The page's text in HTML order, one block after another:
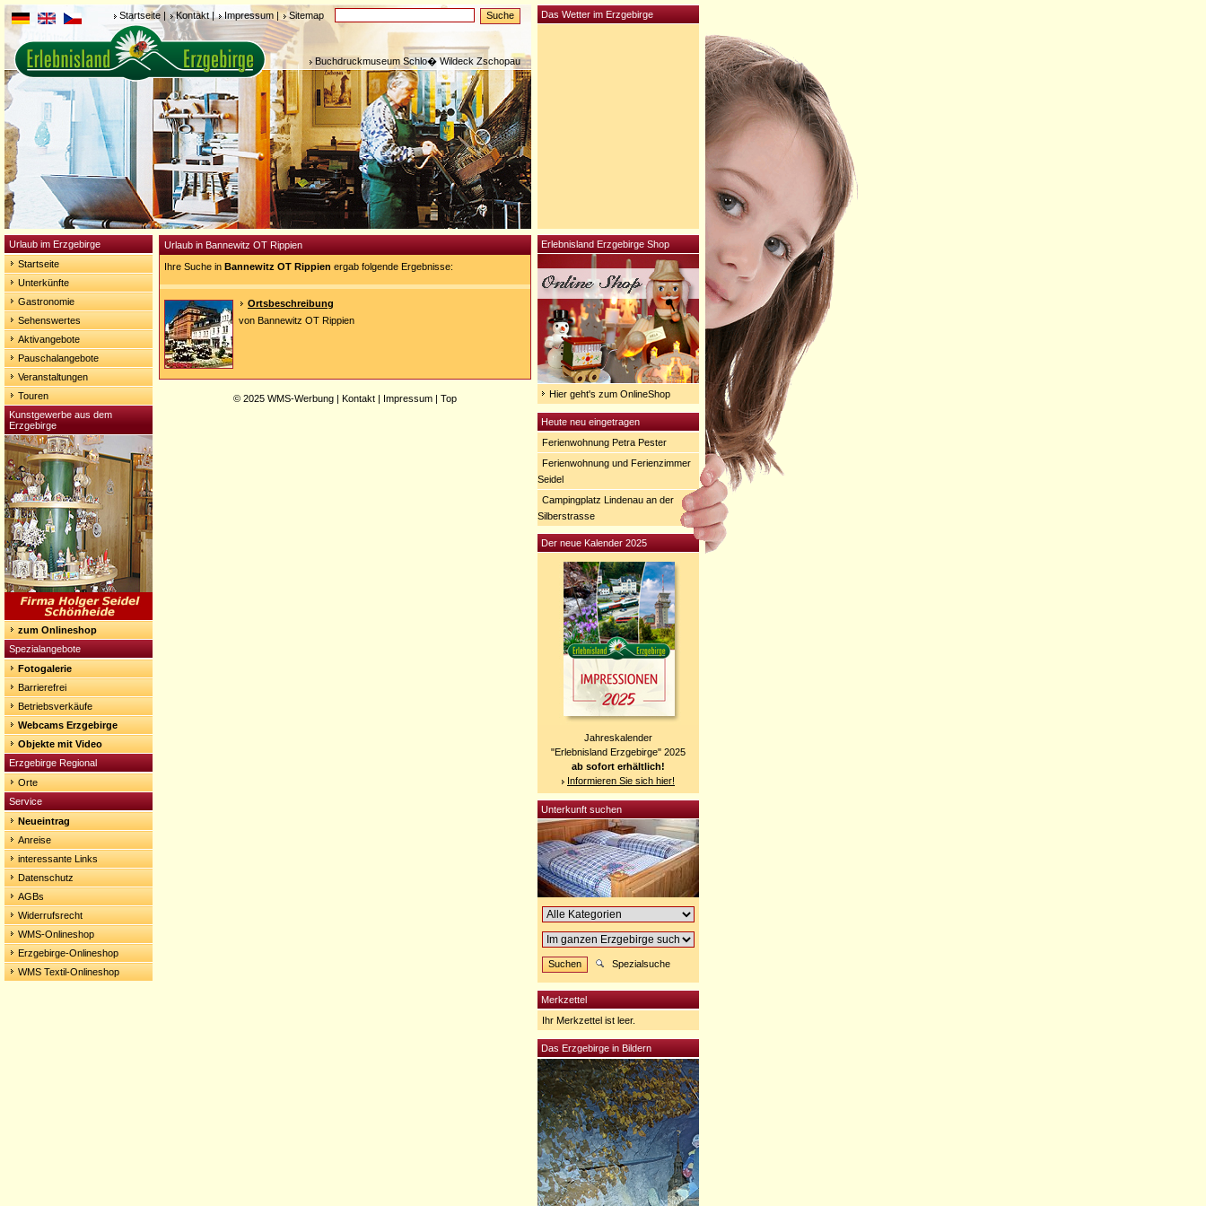
Startseite | Kontakt | Impressum | Sitemap
Buchdruckmuseum Schlo� Wildeck Zschopau
Urlaub im Erzgebirge
Startseite
Unterkünfte
Gastronomie
Sehenswertes
Aktivangebote
Pauschalangebote
Veranstaltungen
Touren
Kunstgewerbe aus dem
Erzgebirge
zum Onlineshop
Spezialangebote
Fotogalerie
Barrierefrei
Betriebsverkäufe
Webcams Erzgebirge
Objekte mit Video
Erzgebirge Regional
Orte
Service
Neueintrag
Anreise
interessante Links
Datenschutz
AGBs
Widerrufsrecht
WMS-Onlineshop
Erzgebirge-Onlineshop
WMS Textil-Onlineshop
Urlaub in Bannewitz OT Rippien
Ihre Suche in Bannewitz OT Rippien ergab folgende Ergebnisse:
Ortsbeschreibung
von Bannewitz OT Rippien
© 2025 WMS-Werbung | Kontakt | Impressum | Top
Erlebnisland Erzgebirge Shop
Hier geht's zum OnlineShop
Heute neu eingetragen
Ferienwohnung Petra Pester
Ferienwohnung und Ferienzimmer
Seidel
Campingplatz Lindenau an der
Silberstrasse
Der neue Kalender 2025
Jahreskalender
"Erlebnisland Erzgebirge" 2025
ab sofort erhältlich!
Informieren Sie sich hier!
Unterkunft suchen
Spezialsuche
Merkzettel
Ihr Merkzettel ist leer.
Das Erzgebirge in Bildern
Das Wetter im Erzgebirge